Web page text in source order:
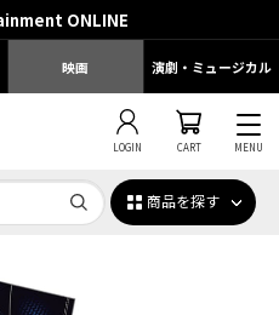
ONLINE
映画 演劇・ミュージカル
LOGIN CART MENU
商品を探す